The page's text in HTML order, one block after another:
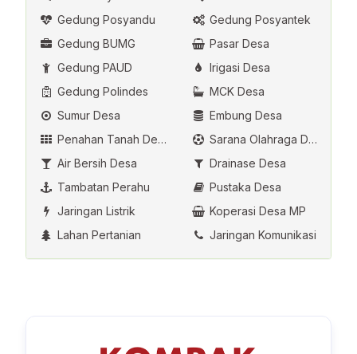
Gedung Posyandu
Gedung Posyantek
Gedung BUMG
Pasar Desa
Gedung PAUD
Irigasi Desa
Gedung Polindes
MCK Desa
Sumur Desa
Embung Desa
Penahan Tanah Desa
Sarana Olahraga Desa
Air Bersih Desa
Drainase Desa
Tambatan Perahu
Pustaka Desa
Jaringan Listrik
Koperasi Desa MP
Lahan Pertanian
Jaringan Komunikasi